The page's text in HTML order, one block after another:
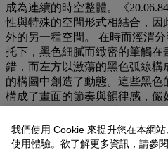
成為連續的時空整體。《
性與特殊的空間形式相結合，因
外的另一種空間。 在時而涇渭
托下，黑色細膩而緻密的筆觸在
錯，而左方以激蕩的黑色弧線
的構圖中創造了動態。這些黑色
構成了畫面的節奏與韻律感，
藝術家雖然從西方形式主義出發
答案。趙氏回溯唐宋山水畫對於
我們使用 Cookie 來提升您在本網
使用體驗。欲了解更多資訊，請參